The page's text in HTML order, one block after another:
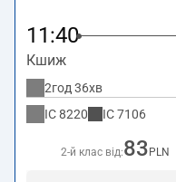
11:40
Кшиж
2год 36хв
IC8220 IC7106
2-й клас від:83 PLN